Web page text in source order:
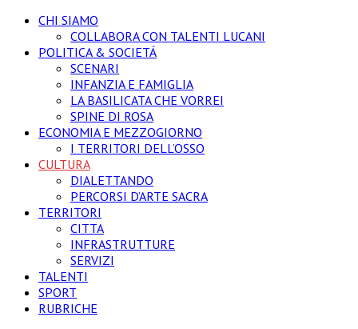
CHI SIAMO
COLLABORA CON TALENTI LUCANI
POLITICA & SOCIETÁ
SCENARI
INFANZIA E FAMIGLIA
LA BASILICATA CHE VORREI
SPINE DI ROSA
ECONOMIA E MEZZOGIORNO
I TERRITORI DELL’OSSO
CULTURA
DIALETTANDO
PERCORSI D’ARTE SACRA
TERRITORI
CITTA
INFRASTRUTTURE
SERVIZI
TALENTI
SPORT
RUBRICHE